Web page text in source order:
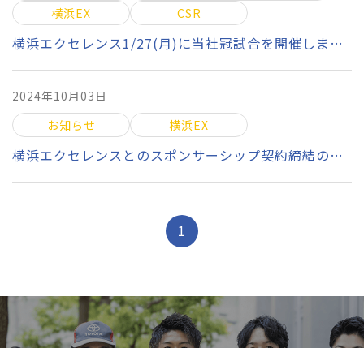
横浜EX
CSR
横浜エクセレンス1/27(月)に当社冠試合を開催しました！！
2024年10月03日
お知らせ
横浜EX
横浜エクセレンスとのスポンサーシップ契約締結のお知らせ
1